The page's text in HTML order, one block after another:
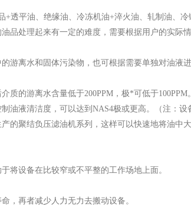
透平油、绝缘油、冷冻机油+淬火油、轧制油、冷
品处理起来有一定的难度，需要根据用户的实际情
游离水和固体污染物，也可根据需要单独对油液
质的游离水含量低于200PPM，极*可低于100PPM
油液清洁度，可以达到NAS4极或更高。（注：设
的聚结负压滤油机系列，这样可以快速地将油中
将设备在比较窄或不平整的工作场地上面。
，再者减少人力无力去搬动设备。